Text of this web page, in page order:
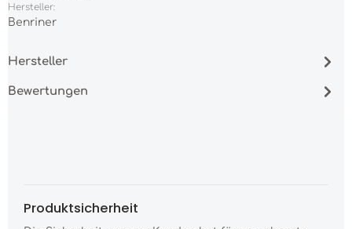
Hersteller:
Benriner
Hersteller
Bewertungen
Produktsicherheit